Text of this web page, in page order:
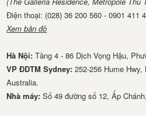
Điện thoại: (028) 36 200 560 - 0901 411
Xem bản đồ
Hà Nội:Tầng 4 - 86 Dịch Vọng Hậu,
VP ĐDTM Sydney: 252-256 Hume
Australia.
Nhà má​y: Số 49 đường số 12, Ấp